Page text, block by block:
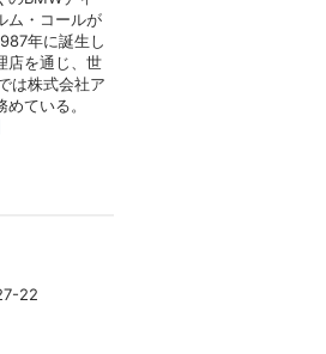
ム・コールが
年に誕生し
店を通じ、世
は株式会社ア
ている。
22